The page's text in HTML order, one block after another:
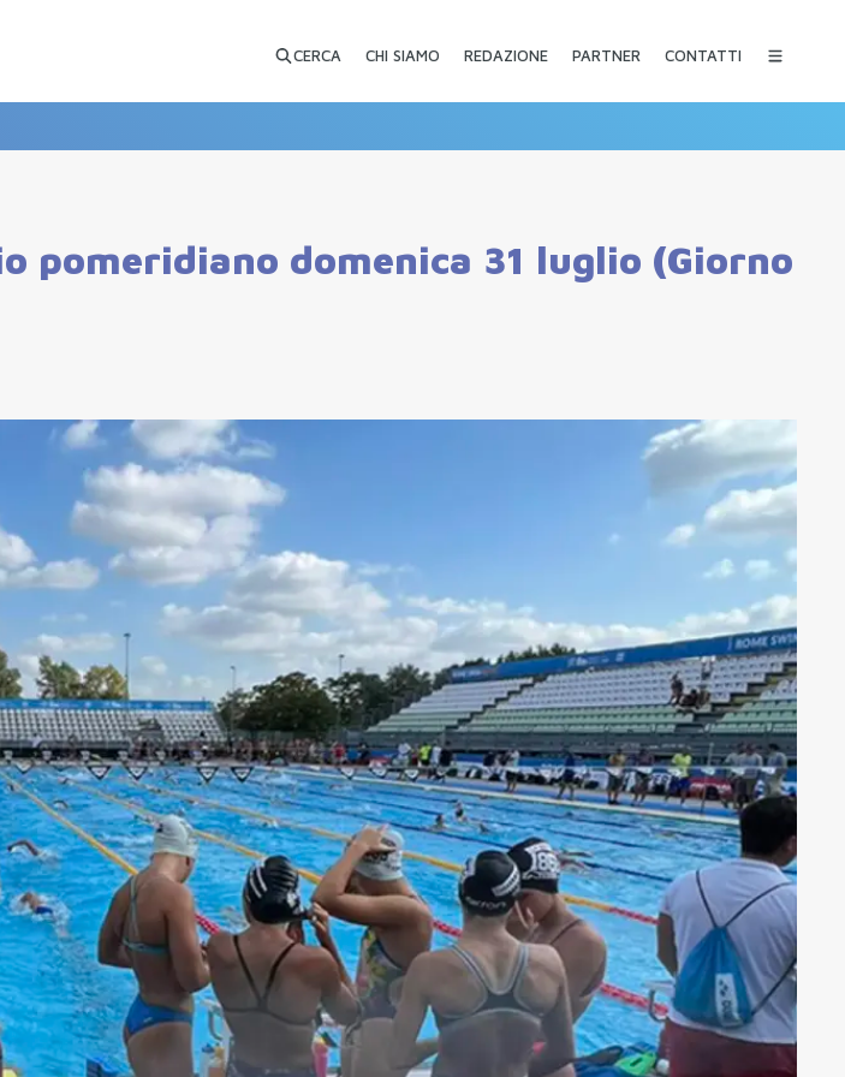
CERCA CHI SIAMO REDAZIONE PARTNER CONTATTI
pomeridiano domenica 31 luglio (Giorno